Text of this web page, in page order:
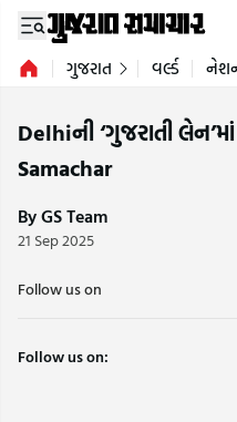
ગુજરાત વર્લ્ડ
Delhiની ‘ગુજરાતી
Samachar
By GS Team
21 Sep 2025
Follow us on
Follow us on: